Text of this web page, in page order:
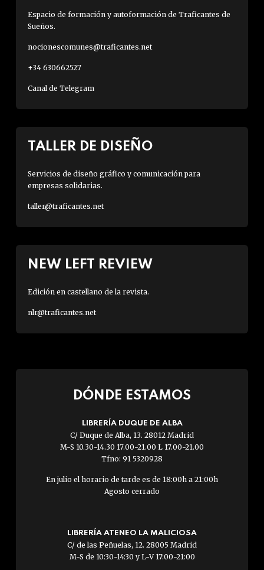
Espacio de formación y autoformación de Traficantes de
Sueños.
nocionescomunes@traficantes.net
+34 630662527
Canal de Telegram
TALLER DE DISEÑO
Servicios de diseño gráfico y comunicación para
empresas solidarias.
taller@traficantes.net
NEW LEFT REVIEW
Edición en castellano de la revista.
nlr@traficantes.net
DÓNDE ESTAMOS
LIBRERÍA DUQUE DE ALBA
C/ Duque de Alba, 13. 28012 Madrid
M-S 10.30-14.30 17.00-21.00 L 17.00-21.00
Tfno: 91 5320928
En julio el horario de tarde es de 18:00h a 21:00h
Agosto cerrado
LIBRERÍA ATENEO LA MALICIOSA
C/ de las Peñuelas, 12. 28005 Madrid
M-S de 10:30-14:30 y L-V 17:00-21:00